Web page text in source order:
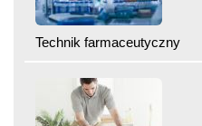
Technik farmaceutyczny